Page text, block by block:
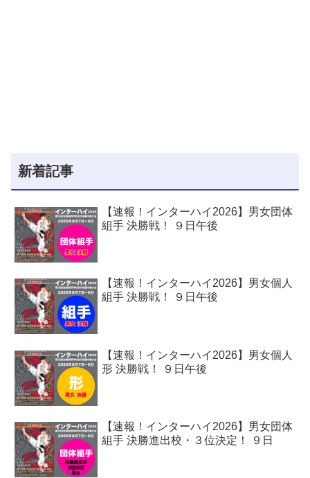
新着記事
【速報！インターハイ2026】男女団体
組手 決勝戦！ ９日午後
【速報！インターハイ2026】男女個人
組手 決勝戦！ ９日午後
【速報！インターハイ2026】男女個人
形 決勝戦！ ９日午後
【速報！インターハイ2026】男女団体
組手 決勝進出校・３位決定！ ９日